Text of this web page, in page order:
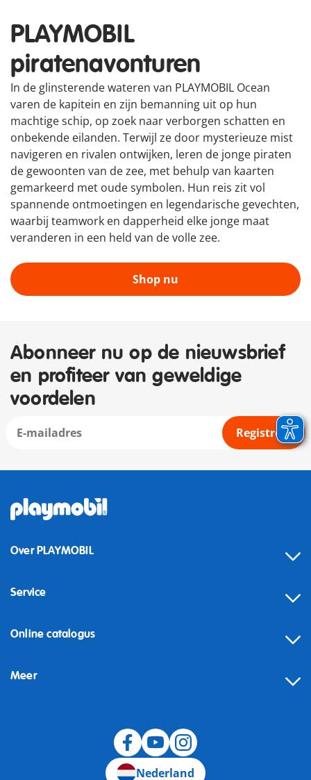
PLAYMOBIL
piratenavonturen
In de glinsterende wateren van PLAYMOBIL Ocean
varen de kapitein en zijn bemanning uit op hun
machtige schip, op zoek naar verborgen schatten en
onbekende eilanden. Terwijl ze door mysterieuze mist
navigeren en rivalen ontwijken, leren de jonge piraten
de gewoonten van de zee, met behulp van kaarten
gemarkeerd met oude symbolen. Hun reis zit vol
spannende ontmoetingen en legendarische gevechten,
waarbij teamwork en dapperheid elke jonge maat
veranderen in een held van de volle zee.
Shop nu
Abonneer nu op de nieuwsbrief
en profiteer van geweldige
voordelen
Registreer
Over PLAYMOBIL
Service
Online catalogus
Meer
Nederland